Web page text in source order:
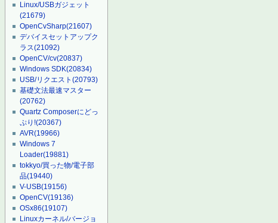
Linux/USBガジェット
(21679)
OpenCvSharp(21607)
デバイスセットアップク
ラス(21092)
OpenCV/cv(20837)
Windows SDK(20834)
USB/リクエスト(20793)
基礎文法最速マスター
(20762)
Quartz Composerにどっ
ぷり!(20367)
AVR(19966)
Windows 7
Loader(19881)
tokkyo/買った物/電子部
品(19440)
V-USB(19156)
OpenCV(19136)
OSx86(19107)
Linuxカーネル/バージョ